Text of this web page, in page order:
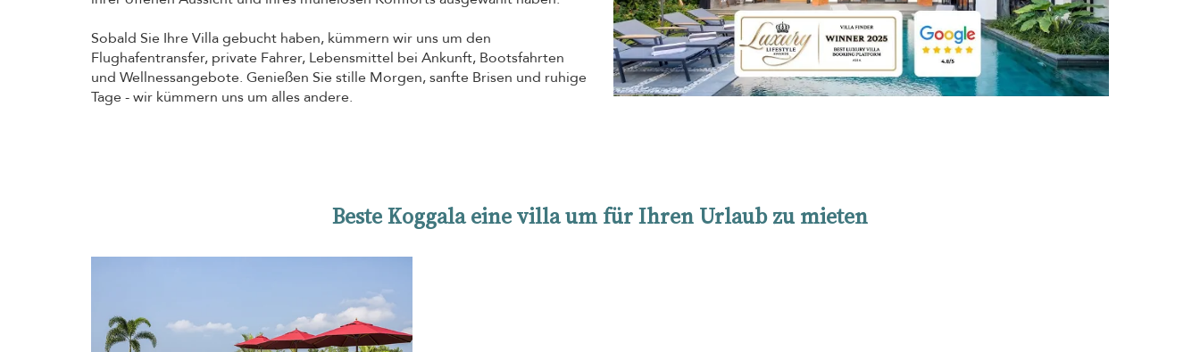
Sobald Sie Ihre Villa gebucht haben, kümmern wir uns um den
Flughafentransfer, private Fahrer, Lebensmittel bei Ankunft, Bootsfahrten
und Wellnessangebote. Genießen Sie stille Morgen, sanfte Brisen und ruhige
Tage - wir kümmern uns um alles andere.
Beste Koggala eine villa um für Ihren Urlaub zu mieten